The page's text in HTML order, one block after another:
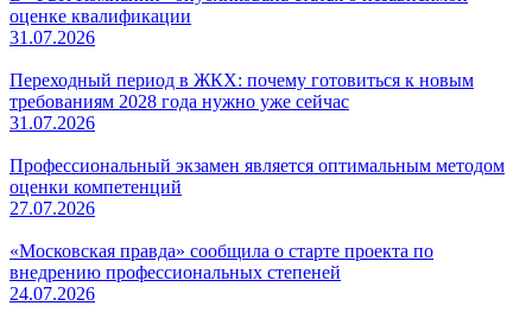
оценке квалификации
31.07.2026
Переходный период в ЖКХ: почему готовиться к новым
требованиям 2028 года нужно уже сейчас
31.07.2026
Профессиональный экзамен является оптимальным методом
оценки компетенций
27.07.2026
«Московская правда» сообщила о старте проекта по
внедрению профессиональных степеней
24.07.2026